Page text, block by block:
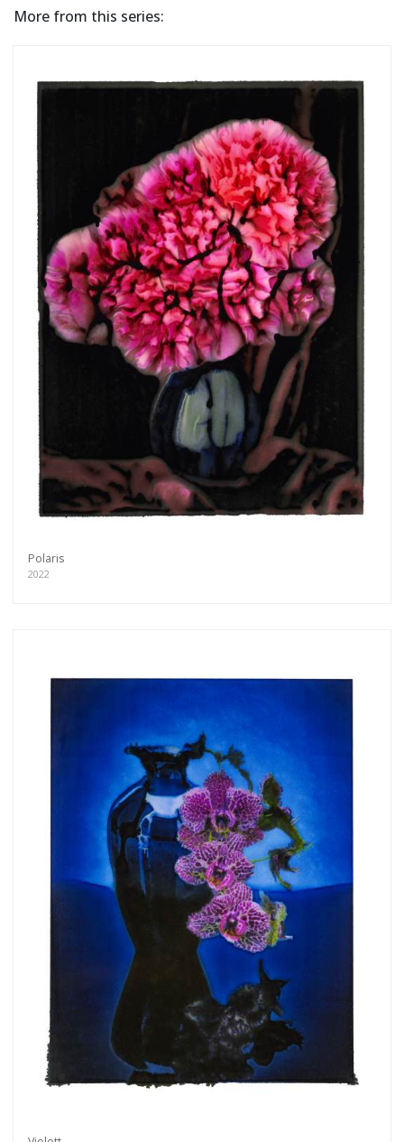
More from this series:
Polaris
2022